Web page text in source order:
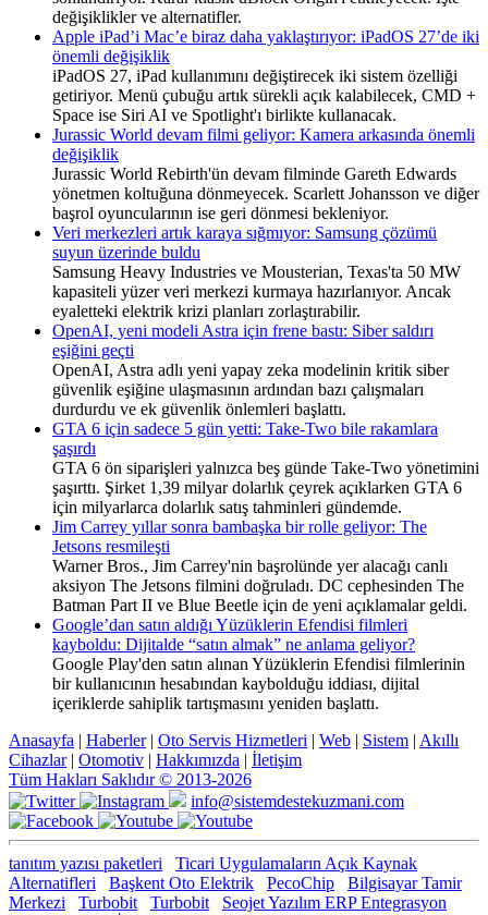
değişiklikler ve alternatifler.
Apple iPad’i Mac’e biraz daha yaklaştırıyor: iPadOS 27’de iki
önemli değişiklik
iPadOS 27, iPad kullanımını değiştirecek iki sistem özelliği
getiriyor. Menü çubuğu artık sürekli açık kalabilecek, CMD +
Space ise Siri AI ve Spotlight'ı birlikte kullanacak.
Jurassic World devam filmi geliyor: Kamera arkasında önemli
değişiklik
Jurassic World Rebirth'ün devam filminde Gareth Edwards
yönetmen koltuğuna dönmeyecek. Scarlett Johansson ve diğer
başrol oyuncularının ise geri dönmesi bekleniyor.
Veri merkezleri artık karaya sığmıyor: Samsung çözümü
suyun üzerinde buldu
Samsung Heavy Industries ve Mousterian, Texas'ta 50 MW
kapasiteli yüzer veri merkezi kurmaya hazırlanıyor. Ancak
eyaletteki elektrik krizi planları zorlaştırabilir.
OpenAI, yeni modeli Astra için frene bastı: Siber saldırı
eşiğini geçti
OpenAI, Astra adlı yeni yapay zeka modelinin kritik siber
güvenlik eşiğine ulaşmasının ardından bazı çalışmaları
durdurdu ve ek güvenlik önlemleri başlattı.
GTA 6 için sadece 5 gün yetti: Take-Two bile rakamlara
şaşırdı
GTA 6 ön siparişleri yalnızca beş günde Take-Two yönetimini
şaşırttı. Şirket 1,39 milyar dolarlık çeyrek açıklarken GTA 6
için milyarlarca dolarlık satış tahminleri gündemde.
Jim Carrey yıllar sonra bambaşka bir rolle geliyor: The
Jetsons resmileşti
Warner Bros., Jim Carrey'nin başrolünde yer alacağı canlı
aksiyon The Jetsons filmini doğruladı. DC cephesinden The
Batman Part II ve Blue Beetle için de yeni açıklamalar geldi.
Google’dan satın aldığı Yüzüklerin Efendisi filmleri
kayboldu: Dijitalde “satın almak” ne anlama geliyor?
Google Play'den satın alınan Yüzüklerin Efendisi filmlerinin
bir kullanıcının hesabından kaybolduğu iddiası, dijital
içeriklerde sahiplik tartışmasını yeniden başlattı.
Anasayfa | Haberler| Oto Servis Hizmetleri | Web | Sistem | Akıllı
Cihazlar| Otomotiv | Hakkımızda | İletişim
Tüm Hakları Saklıdır © 2013-2026
info@sistemdestekuzmani.com
tanıtım yazısı paketleri
Ticari Uygulamaların Açık Kaynak
Alternatifleri
Başkent Oto Elektrik PecoChip
Bilgisayar Tamir
Merkezi
Turbobit Turbobit
Seojet Yazılım ERP Entegrasyon